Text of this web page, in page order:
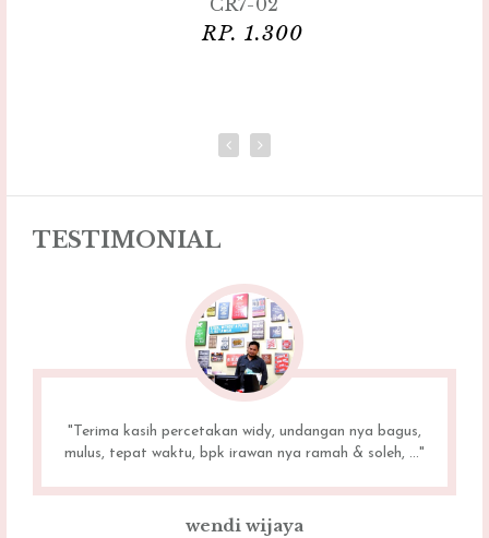
CR7-02
RP. 1.300
TESTIMONIAL
"Terima kasih percetakan widy, undangan nya bagus,
mulus, tepat waktu, bpk irawan nya ramah & soleh, ..."
wendi wijaya